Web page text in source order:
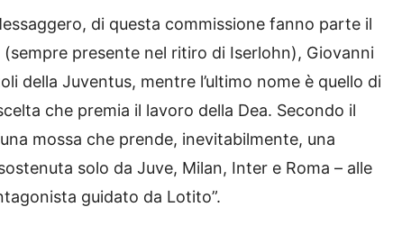
di questa commissione fanno parte il
presente nel ritiro di Iserlohn), Giovanni
della Juventus, mentre l’ultimo nome è quello di
che premia il lavoro della Dea. Secondo il
mossa che prende, inevitabilmente, una
solo da Juve, Milan, Inter e Roma – alle
guidato da Lotito”.